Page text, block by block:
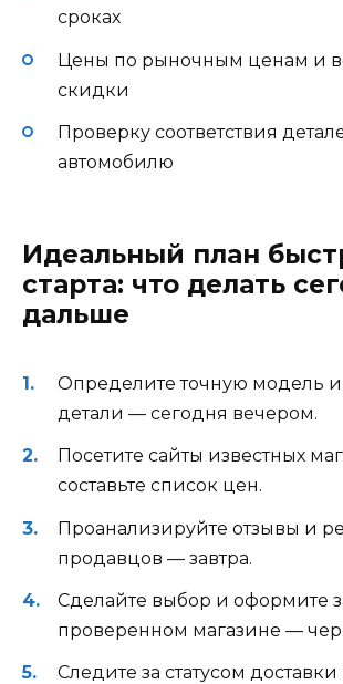
сроках
Цены по рыночным ценам и
скидки
Проверку соответствия
автомобилю
Идеальный план
старта: что делать
дальше
Определите точную модель
детали — сегодня вечером.
Посетите сайты известных
составьте список цен.
Проанализируйте отзывы и
продавцов — завтра.
Сделайте выбор и оформите
проверенном магазине —
Следите за статусом доставки